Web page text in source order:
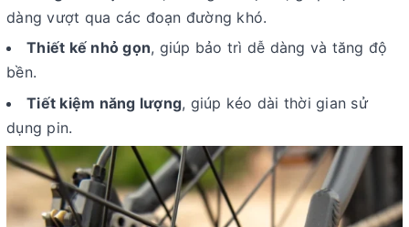
dàng vượt qua các đoạn đường khó.
Thiết kế nhỏ gọn, giúp bảo trì dễ dàng và tăng độ
bền.
Tiết kiệm năng lượng, giúp kéo dài thời gian sử
dụng pin.